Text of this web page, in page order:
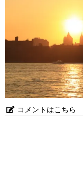
コメントはこちら